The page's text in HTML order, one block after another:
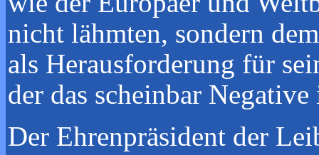
nicht lähmten, sondern
als Herausforderung für
der das scheinbar
Der Ehrenpräsident der